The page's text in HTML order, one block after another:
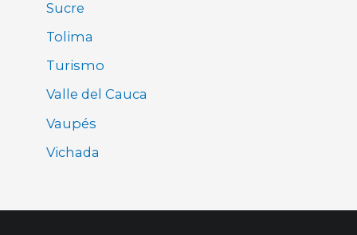
Sucre
Tolima
Turismo
Valle del Cauca
Vaupés
Vichada